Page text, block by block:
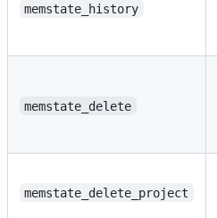
memstate_history
memstate_delete
memstate_delete_project